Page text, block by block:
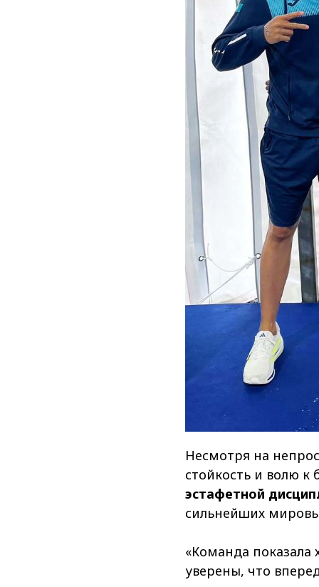
Несмотря на
стойкость и волю к
эстафетной
сильнейших
«Команда
уверены, что